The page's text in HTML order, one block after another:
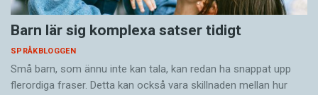
Barn lär sig komplexa satser tidigt
SPRÅKBLOGGEN
Små barn, som ännu inte kan tala, kan redan ha snappat upp
flerordiga fraser. Detta kan också vara skillnaden mellan hur